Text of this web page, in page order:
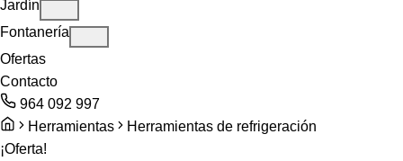
Jardín
Fontanería
Ofertas
Contacto
964 092 997
Herramientas
Herramientas de refrigeración
¡Oferta!